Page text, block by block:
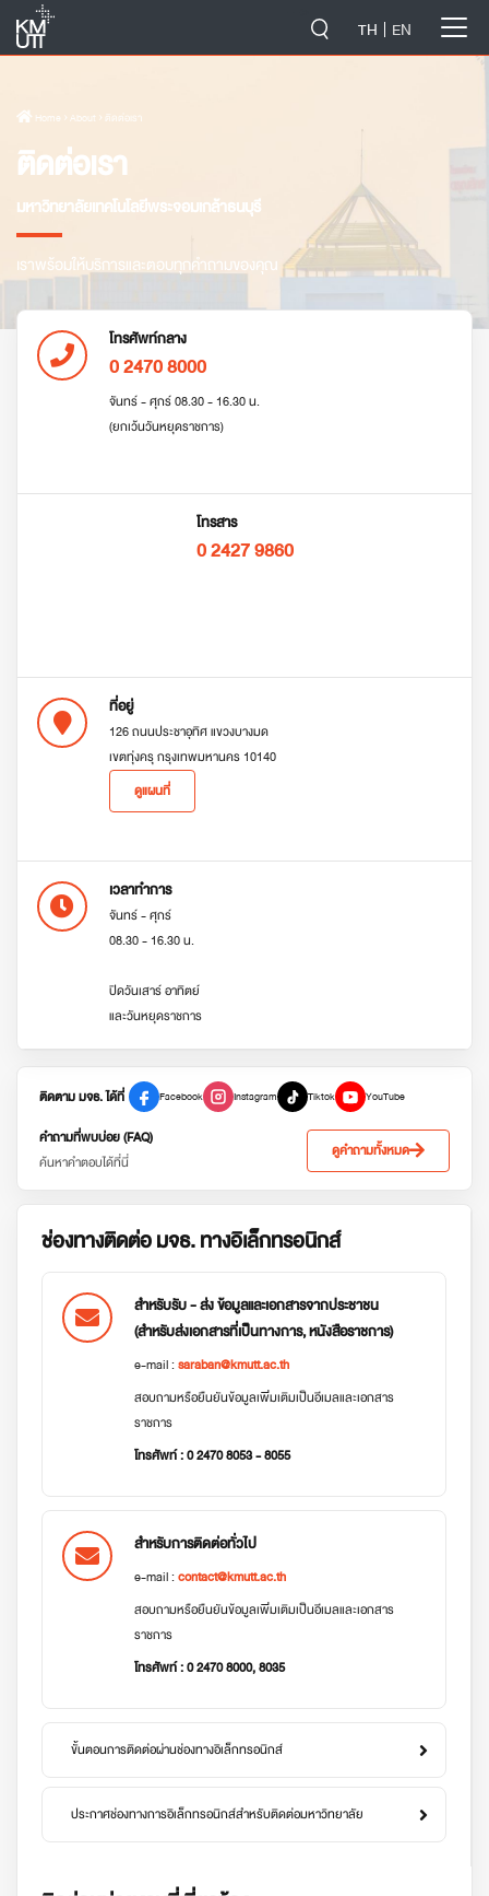
TH EN
Home › About › ติดต่อเรา
ติดต่อเรา
มหาวิทยาลัยเทคโนโลยีพระจอมเกล้าธนบุรี
เราพร้อมให้บริการและตอบทุกคำถามของคุณ
โทรศัพท์กลาง
0 2470 8000
จันทร์ - ศุกร์ 08.30 - 16.30 น.
(ยกเว้นวันหยุดราชการ)
โทรสาร
0 2427 9860
ที่อยู่
126 ถนนประชาอุทิศ แขวงบางมด
เขตทุ่งครุ กรุงเทพมหานคร 10140
ดูแผนที่
เวลาทำการ
จันทร์ - ศุกร์
08.30 - 16.30 น.
ปิดวันเสาร์ อาทิตย์
และวันหยุดราชการ
ติดตาม มจธ. ได้ที่ Facebook Instagram Tiktok YouTube
คำถามที่พบบ่อย (FAQ)
ค้นหาคำตอบได้ที่นี่
ดูคำถามทั้งหมด
ช่องทางติดต่อ มจธ. ทางอิเล็กทรอนิกส์
สำหรับรับ - ส่ง ข้อมูลและเอกสารจากประชาชน
(สำหรับส่งเอกสารที่เป็นทางการ, หนังสือราชการ)
e-mail :saraban@kmutt.ac.th
สอบถามหรือยืนยันข้อมูลเพิ่มเติมเป็นอีเมลและเอกสาร
ราชการ
โทรศัพท์ : 0 2470 8053 - 8055
สำหรับการติดต่อทั่วไป
e-mail :contact@kmutt.ac.th
สอบถามหรือยืนยันข้อมูลเพิ่มเติมเป็นอีเมลและเอกสาร
ราชการ
โทรศัพท์ : 0 2470 8000, 8035
ขั้นตอนการติดต่อผ่านช่องทางอิเล็กทรอนิกส์
ประกาศช่องทางการอิเล็กทรอนิกส์สำหรับติดต่อมหาวิทยาลัย